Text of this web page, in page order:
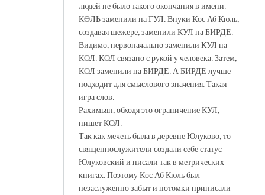
людей не было такого окончания в имени.
КӨЛЬ заменили на ГУЛ. Внуки Көс Аб Кюль,
создавая шежере, заменили КУЛ на БИРДЕ.
Видимо, первоначально заменили КУЛ на
КОЛ. КОЛ связано с рукой у человека. Затем,
КОЛ заменили на БИРДЕ. А БИРДЕ лучше
подходит для смыслового значения. Такая
игра слов.
Рахимьян, обходя это ограничение КУЛ,
пишет КОЛ.
Так как мечеть была в деревне Юлуково, то
священнослужители создали себе статус
Юлуковский и писали так в метрических
книгах. Поэтому Көс Аб Кюль был
незаслуженно забыт и потомки приписали